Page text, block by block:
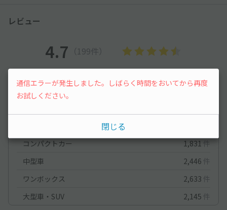
レビュー
4.7 （199件）
停めやすさ
コンパクトカー
1,831 件
中型車
2,446 件
ワンボックス
2,633 件
大型車・SUV
2,145 件
通信エラーが発生しました。しばらく時間をおいてから再度
お試しください。
閉じる